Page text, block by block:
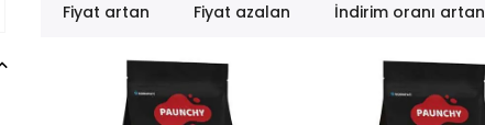
Fiyat artan Fiyat azalan İndirim oranı artan